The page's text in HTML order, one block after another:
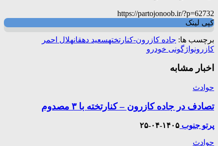
https://partojonoob.ir/?p=62732
کپی لینک
برچسب ها: جاده کازرون-کنارتختهسعید دهقانهلال احمر
کازرونواژگونی خودرو
اخبار مشابه
حوادث
تصادف در جاده کازرون – کنارتخته با ۳ مصدوم
پرتو جنوب ۱۴۰۵-۰۴-۲۵
حوادث